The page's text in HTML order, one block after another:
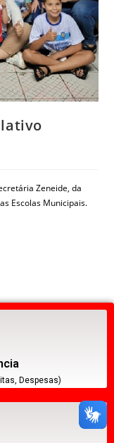
Zeneide, da
Escolas Municipais.
Despesas)